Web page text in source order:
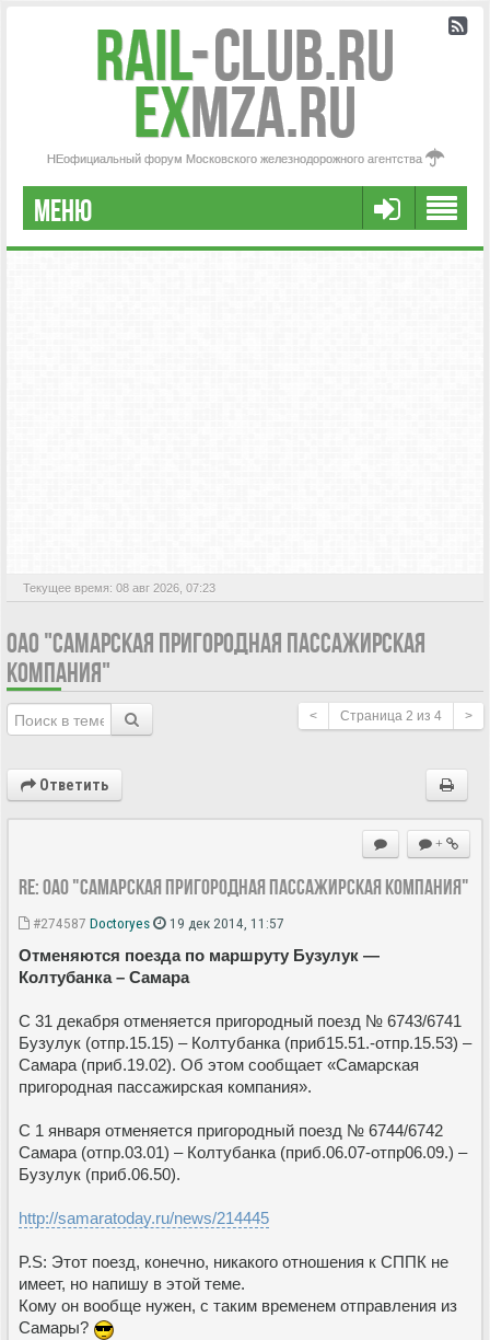
Rail-Club.RU
exMZA.RU
НЕофициальный форум Московского железнодорожного агентства
МЕНЮ
РЕГИСТРАЦИЯ
Текущее время: 08 авг 2026, 07:23
ОАО "САМАРСКАЯ ПРИГОРОДНАЯ ПАССАЖИРСКАЯ
КОМПАНИЯ"
< Страница 2 из 4 >
Ответить
+
Re: ОАО "Самарская пригородная пассажирская компания"
#274587 Doctoryes 19 дек 2014, 11:57
Отменяются поезда по маршруту Бузулук —
Колтубанка – Самара
С 31 декабря отменяется пригородный поезд № 6743/6741
Бузулук (отпр.15.15) – Колтубанка (приб15.51.-отпр.15.53) –
Самара (приб.19.02). Об этом сообщает «Самарская
пригородная пассажирская компания».
С 1 января отменяется пригородный поезд № 6744/6742
Самара (отпр.03.01) – Колтубанка (приб.06.07-отпр06.09.) –
Бузулук (приб.06.50).
http://samaratoday.ru/news/214445
P.S: Этот поезд, конечно, никакого отношения к СППК не
имеет, но напишу в этой теме.
Кому он вообще нужен, с таким временем отправления из
Самары?